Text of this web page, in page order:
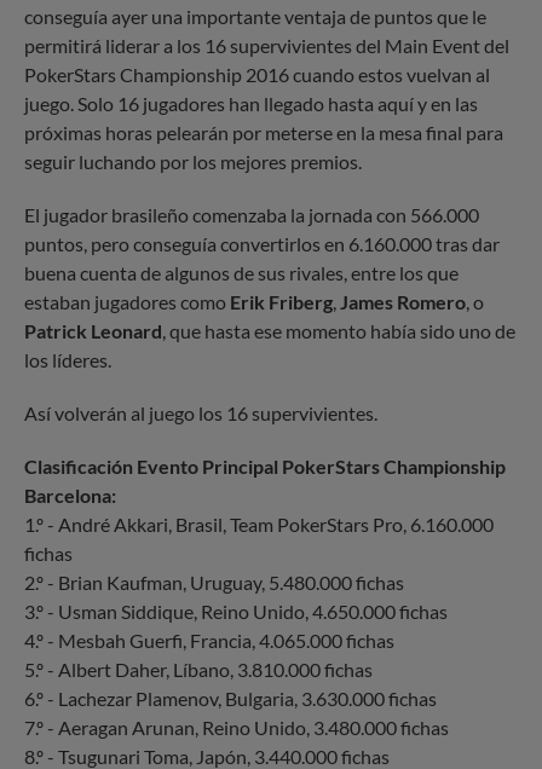
conseguía ayer una importante ventaja de puntos que le
permitirá liderar a los 16 supervivientes del Main Event del
PokerStars Championship 2016 cuando estos vuelvan al
juego. Solo 16 jugadores han llegado hasta aquí y en las
próximas horas pelearán por meterse en la mesa final para
seguir luchando por los mejores premios.
El jugador brasileño comenzaba la jornada con 566.000
puntos, pero conseguía convertirlos en 6.160.000 tras dar
buena cuenta de algunos de sus rivales, entre los que
estaban jugadores como Erik Friberg James Romero , o
Patrick Leonard , que hasta ese momento había sido uno de
los líderes.
Así volverán al juego los 16 supervivientes.
Clasificación Evento Principal PokerStars Championship
Barcelona:
1.º - André Akkari, Brasil, Team PokerStars Pro, 6.160.000
fichas
2.º - Brian Kaufman, Uruguay, 5.480.000 fichas
3.º - Usman Siddique, Reino Unido, 4.650.000 fichas
4.º - Mesbah Guerfi, Francia, 4.065.000 fichas
5.º - Albert Daher, Líbano, 3.810.000 fichas
6.º - Lachezar Plamenov, Bulgaria, 3.630.000 fichas
7.º - Aeragan Arunan, Reino Unido, 3.480.000 fichas
8.º - Tsugunari Toma, Japón, 3.440.000 fichas